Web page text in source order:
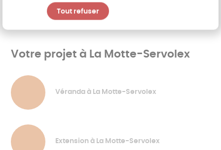
Découvrir les catalogues
Votre projet à La Motte-Servolex
Véranda à La Motte-Servolex
Extension à La Motte-Servolex
Tout refuser